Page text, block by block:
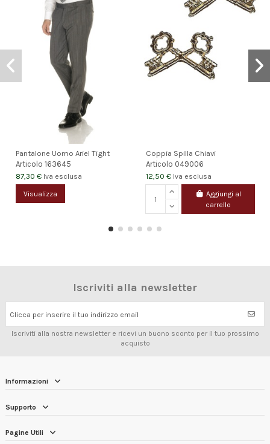
Pantalone Uomo Ariel Tight
Articolo163645
87,30 € Iva esclusa
Visualizza
Coppia Spilla Chiavi
Articolo 049006
12,50 € Iva esclusa
Aggiungi al
carrello
Iscriviti alla newsletter
Clicca per inserire il tuo indirizzo email
Iscriviti alla nostra newsletter e ricevi un buono sconto per il tuo prossimo
acquisto
Informazioni
Supporto
Pagine Utili